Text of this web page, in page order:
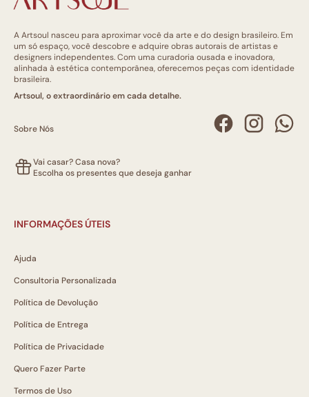
A Artsoul nasceu para aproximar você da arte e do design brasileiro. Em
um só espaço, você descobre e adquire obras autorais de artistas e
designers independentes. Com uma curadoria ousada e inovadora,
alinhada à estética contemporânea, oferecemos peças com identidade
brasileira.
Artsoul, o extraordinário em cada detalhe.
Sobre Nós
Vai casar? Casa nova?
Escolha os presentes que deseja ganhar
INFORMAÇÕES ÚTEIS
Ajuda
Consultoria Personalizada
Política de Devolução
Política de Entrega
Política de Privacidade
Quero Fazer Parte
Termos de Uso